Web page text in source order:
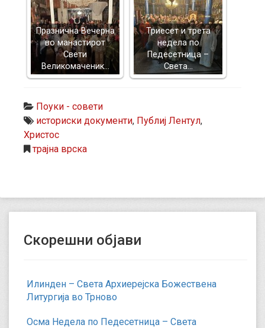
Празнична Вечерна
во манастирот
Свети
Великомаченик…
Триесет и трета
недела по
Педесетница –
Света…
Поуки - совети
историски документи, Публиј Лентул,
Христос
трајна врска
Скорешни објави
Илинден – Света Архиерејска Божествена
Литургија во Трново
Осма Недела по Педесетница – Света